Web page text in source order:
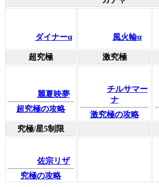
ダイナーα 風火輪α
超究極
激究極
麗夏映夢
超究極の攻略
チルサマー
ナ
激究極の攻略
究極/星5制限
佐宗リザ
究極の攻略